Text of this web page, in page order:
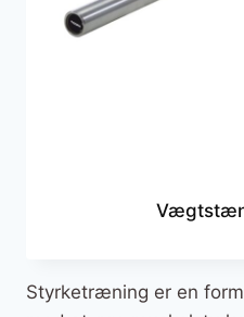
Styrketræning er en